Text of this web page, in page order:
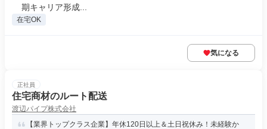
期キャリア形成...
在宅OK
気になる
正社員
住宅商材のルート配送
渡辺パイプ株式会社
【業界トップクラス企業】年休120日以上＆土日祝休み！未経験か